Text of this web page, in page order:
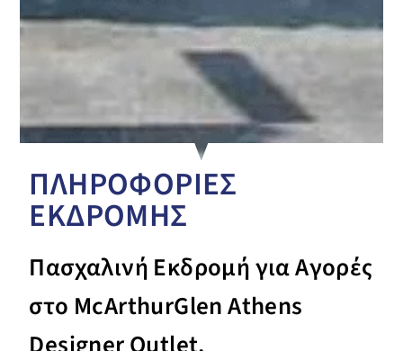
ΠΛΗΡΟΦΟΡΙΕΣ
ΕΚΔΡΟΜΗΣ
Πασχαλινή Εκδρομή για Αγορές
στο McArthurGlen Athens